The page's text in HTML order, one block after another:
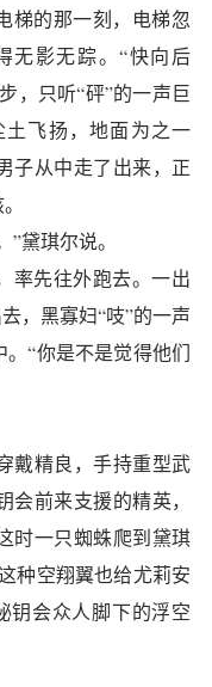
梯的那一刻，电梯忽
无影无踪。“快向后
，只听“砰”的一声巨
飞扬，地面为之一
子从中走了出来，正
黛琪尔说。
率先往外跑去。一出
，黑寡妇“吱”的一声
“你是不是觉得他们
戴精良，手持重型武
前来支援的精英，
时一只蜘蛛爬到黛琪
种空翔翼也给尤莉安
钥会众人脚下的浮空